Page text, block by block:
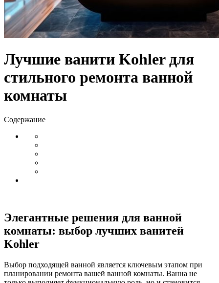
Лучшие ванити Kohler для
стильного ремонта ванной
комнаты
Содержание
Элегантные решения для ванной
комнаты: выбор лучших ванитей
Kohler
Выбор подходящей ванной является ключевым этапом при
планировании ремонта вашей ванной комнаты. Ванна не